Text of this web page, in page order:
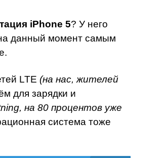
iPhone 5? У него
данный момент самым
LTE (на нас, жителей
для зарядки и
на 80 процентов уже
система тоже